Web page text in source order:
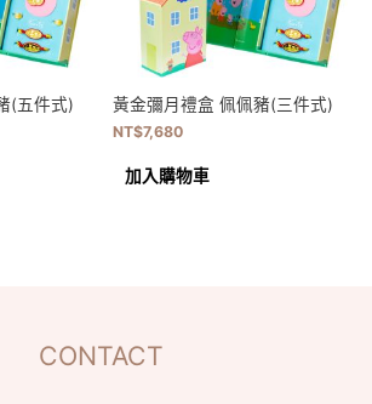
(五件式) 黃金彌月禮盒 佩佩豬(三件式)
NT$7,680
加入購物車
CONTACT